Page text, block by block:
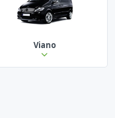
Viano